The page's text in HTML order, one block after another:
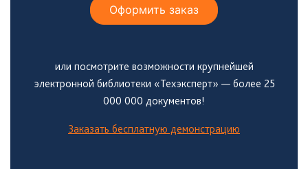
Оформить заказ
или посмотрите возможности крупнейшей
электронной библиотеки «Техэксперт» — более 25
000 000 документов!
Заказать бесплатную демонстрацию